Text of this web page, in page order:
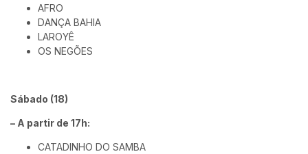
AFRO
DANÇA BAHIA
LAROYÊ
OS NEGÕES
Sábado (18)
– A partir de 17h:
CATADINHO DO SAMBA